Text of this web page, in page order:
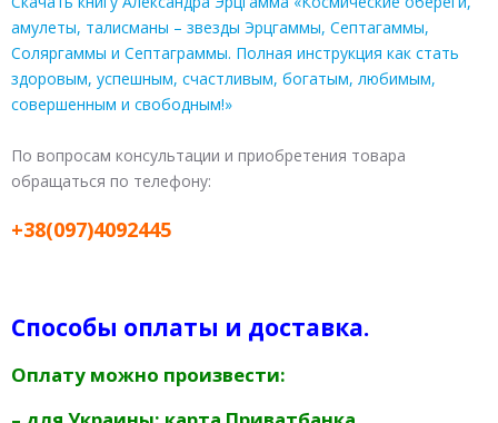
амулеты, талисманы – звезды Эрцгаммы, Септагаммы,
Соляргаммы и Септаграммы. Полная инструкция как стать
здоровым, успешным, счастливым, богатым, любимым,
совершенным и свободным!»
По вопросам консультации и приобретения товара
обращаться по телефону:
+38(097)4092445
Способы оплаты и доставка.
Оплату можно произвести: